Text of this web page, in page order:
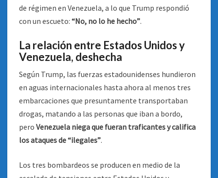
de régimen en Venezuela, a lo que Trump respondió
con un escueto: “No, no lo he hecho”.
La relación entre Estados Unidos y
Venezuela, deshecha
Según Trump, las fuerzas estadounidenses hundieron
en aguas internacionales hasta ahora al menos tres
embarcaciones que presuntamente transportaban
drogas, matando a las personas que iban a bordo,
pero Venezuela niega que fueran traficantes y califica
los ataques de “ilegales”.
Los tres bombardeos se producen en medio de la